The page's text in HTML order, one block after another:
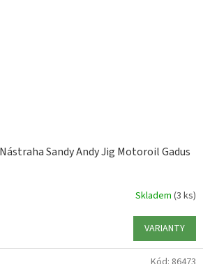
Sandy Andy Jig Motoroil Gadus
Skladem (3 ks)
VARIANTY